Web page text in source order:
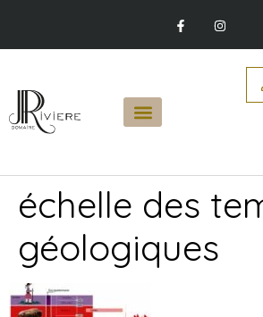
échelle des
géologiques